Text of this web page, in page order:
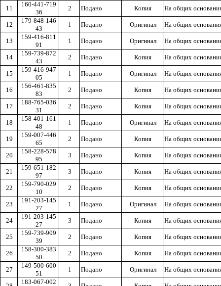
11
160-441-719
36
2 Подано Копия На общих
12
179-848-146
43
1 Подано Оригинал На общих
13
159-416-811
91
1 Подано Оригинал На общих
14
159-739-872
43
2 Подано Копия На общих
15
159-416-947
05
1 Подано Оригинал На общих
16
156-461-835
83
2 Подано Копия На общих
17
188-765-036
31
2 Подано Копия На общих
18
158-401-161
48
1 Подано Оригинал На общих
19
159-007-446
65
2 Подано Копия На общих
20
158-228-578
95
3 Подано Копия На общих
21
159-651-182
97
3 Подано Копия На общих
22
159-790-029
10
2 Подано Копия На общих
23
191-203-145
27
1 Подано Оригинал На общих
24
191-203-145
27
3 Подано Копия На общих
25
159-739-909
39
2 Подано Копия На общих
26
158-300-383
50
2 Подано Копия На общих
27
149-500-600
51
1 Подано Оригинал На общих
183-067-002